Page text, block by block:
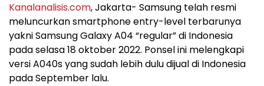
Kanalanalisis.com, Jakarta- Samsung telah resmi
meluncurkan smartphone entry-level terbarunya
yakni Samsung Galaxy A04 “regular” di Indonesia
pada selasa 18 oktober 2022. Ponsel ini melengkapi
versi A040s yang sudah lebih dulu dijual di Indonesia
pada September lalu.